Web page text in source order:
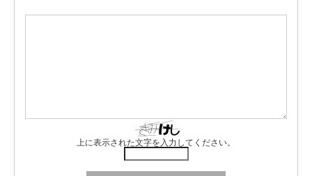
上に表示された文字を入力してください。